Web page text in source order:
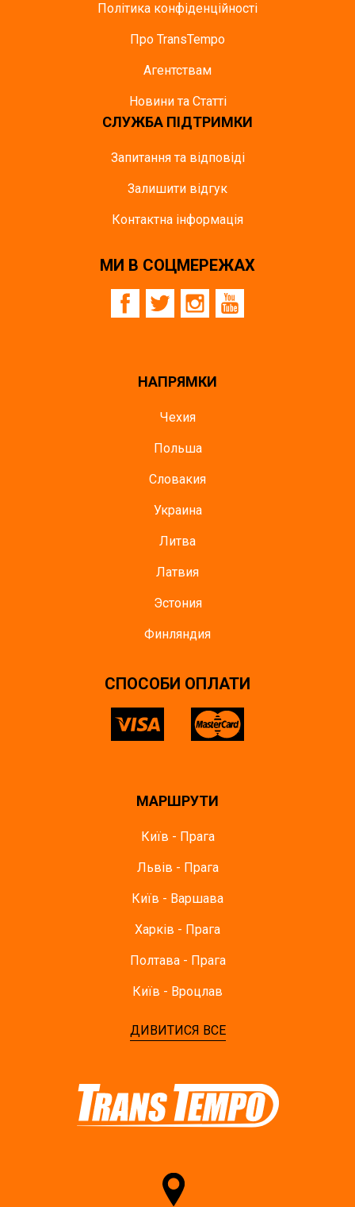
Політика конфіденційності
Про TransTempo
Агентствам
Новини та Статті
СЛУЖБА ПІДТРИМКИ
Запитання та відповіді
Залишити відгук
Контактна інформація
МИ В СОЦМЕРЕЖАХ
НАПРЯМКИ
Чехия
Польша
Словакия
Украина
Литва
Латвия
Эстония
Финляндия
СПОСОБИ ОПЛАТИ
МАРШРУТИ
Київ - Прага
Львів - Прага
Київ - Варшава
Харків - Прага
Полтава - Прага
Київ - Вроцлав
ДИВИТИСЯ ВСЕ